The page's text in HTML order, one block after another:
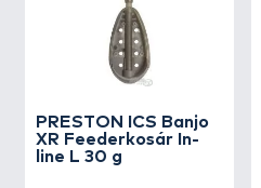
PRESTON
ICS Banjo
XR Feederkosár In-
line L 30 g